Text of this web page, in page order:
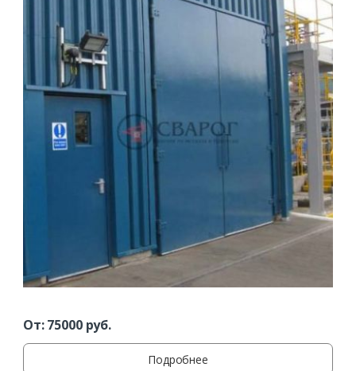
От:75000руб.
Подробнее